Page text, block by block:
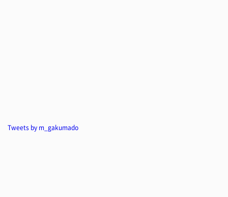
Tweets by m_gakumado